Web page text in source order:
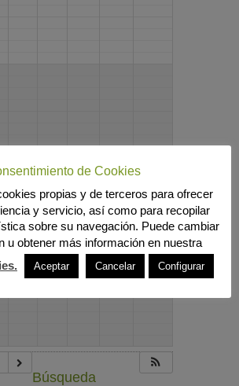
Búsqueda
de Cookies
propias y de terceros para ofrecer
y servicio, así como para recopilar
sobre su navegación. Puede cambiar
u obtener más información en nuestra
Aceptar Cancelar Configurar